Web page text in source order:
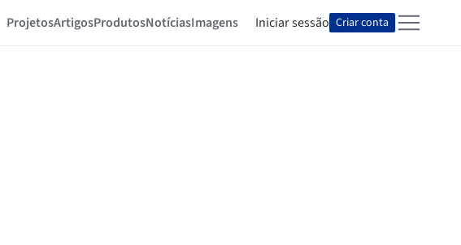
ProjetosArtigosProdutosNotíciasImagens Iniciar sessão Criar conta